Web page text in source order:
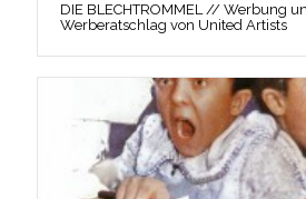
DIE BLECHTROMMEL // Werbung
Werberatschlag von United Artists